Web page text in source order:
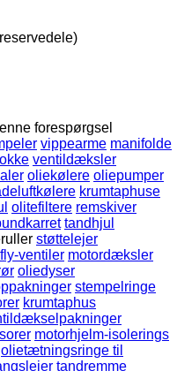
forespørgsel
vippearme manifolde
ventildæksler
oliekølere oliepumper
krumtaphuse
olitefiltere remskiver
tandhjul
støttelejer
ventiler motordæksler
oliedyser
stempelringe
krumtaphus
motorhjelm-isolerings
olietætningsringe til
tandremme